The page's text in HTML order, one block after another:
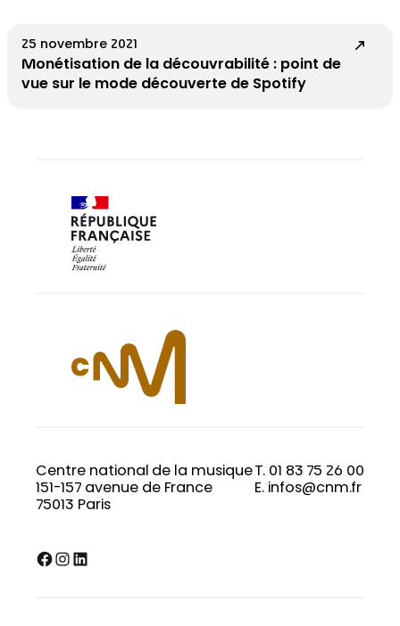
25 novembre 2021
Monétisation de la découvrabilité : point de
vue sur le mode découverte de Spotify
Centre national de la musique
151-157 avenue de France
75013 Paris
T. 01 83 75 26 00
E. infos@cnm.fr
Facebook InstagramLinkedIn